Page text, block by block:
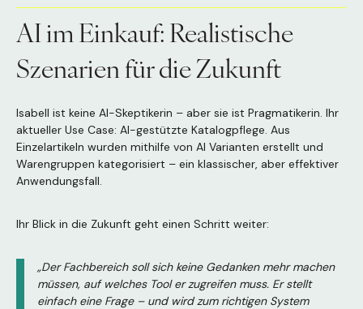
AI im Einkauf: Realistische
Szenarien für die Zukunft
Isabell ist keine AI-Skeptikerin – aber sie ist Pragmatikerin. Ihr
aktueller Use Case: AI-gestützte Katalogpflege. Aus
Einzelartikeln wurden mithilfe von AI Varianten erstellt und
Warengruppen kategorisiert – ein klassischer, aber effektiver
Anwendungsfall.
Ihr Blick in die Zukunft geht einen Schritt weiter:
„Der Fachbereich soll sich keine Gedanken mehr machen
müssen, auf welches Tool er zugreifen muss. Er stellt
einfach eine Frage – und wird zum richtigen System